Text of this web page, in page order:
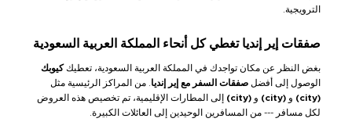
الترويجية.
صفقات إير إنديا تغطي كل أنحاء المملكة العربية السعودية
بغض النظر عن مكان تواجدك في المملكة العربية السعودية، تعطيككيوبك
الوصول إلى أفضل صفقات السفر مع إير إنديا . من المراكز الرئيسية مثل
(city)
و (city) و (city)
إلى المطارات الإقليمية، تم تخصيص هذه العروض
لكل مسافر --- من المسافرين الوحيدين إلى العائلات الكبيرة.